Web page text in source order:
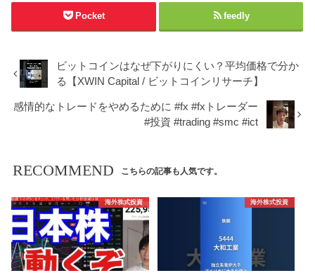
Pocket feedly
ビットコインはなぜ下がりにくい？平均価格で分か
る【XWIN Capital / ビットコインリサーチ】
感情的なトレードをやめるために #fx #fxトレーダー
#投資 #trading #smc #ict
RECOMMEND こちらの記事も人気です。
海外株式投資 海外株式投資